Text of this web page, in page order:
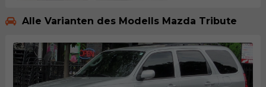
Alle Varianten des Modells Mazda Tribute